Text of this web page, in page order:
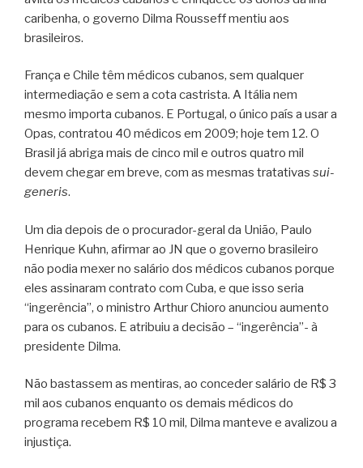
caribenha, o governo Dilma Rousseff mentiu aos
brasileiros.
França e Chile têm médicos cubanos, sem qualquer
intermediação e sem a cota castrista. A Itália nem
mesmo importa cubanos. E Portugal, o único país a usar a
Opas, contratou 40 médicos em 2009; hoje tem 12. O
Brasil já abriga mais de cinco mil e outros quatro mil
devem chegar em breve, com as mesmas tratativas sui-
generis.
Um dia depois de o procurador-geral da União, Paulo
Henrique Kuhn, afirmar ao JN que o governo brasileiro
não podia mexer no salário dos médicos cubanos porque
eles assinaram contrato com Cuba, e que isso seria
“ingerência”, o ministro Arthur Chioro anunciou aumento
para os cubanos. E atribuiu a decisão – “ingerência”- à
presidente Dilma.
Não bastassem as mentiras, ao conceder salário de R$ 3
mil aos cubanos enquanto os demais médicos do
programa recebem R$ 10 mil, Dilma manteve e avalizou a
injustiça.